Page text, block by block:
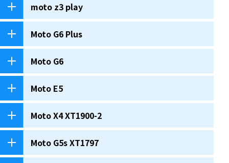
moto z3 play
Moto G6 Plus
Moto G6
Moto E5
Moto X4 XT1900-2
Moto G5s XT1797